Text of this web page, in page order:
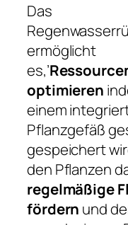
Das
ermöglicht
es,’
optimieren
einem
Pflanzgefäß
gespeichert
den Pflanzen
regelmäßige
fördern und